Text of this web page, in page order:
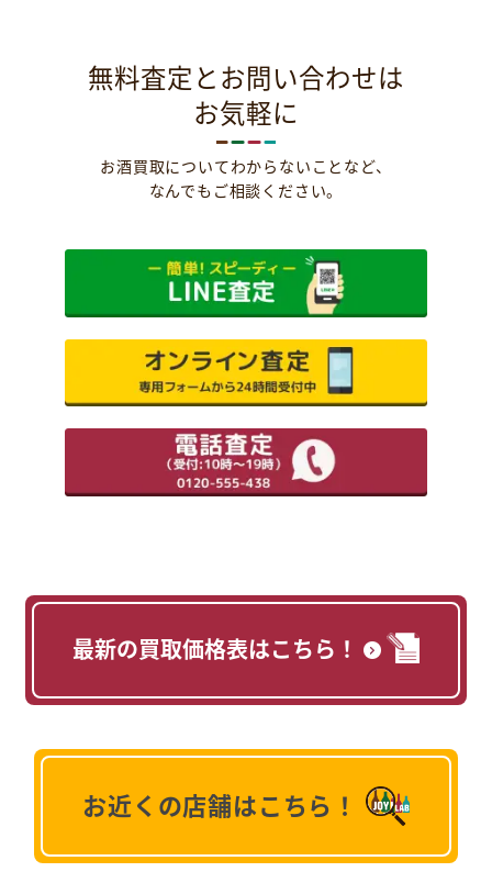
無料査定とお問い合わせは
お気軽に
お酒買取についてわからないことなど、
なんでもご相談ください。
最新の買取価格表はこちら！
お近くの店舗はこちら！